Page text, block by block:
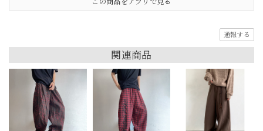
通報する
関連商品